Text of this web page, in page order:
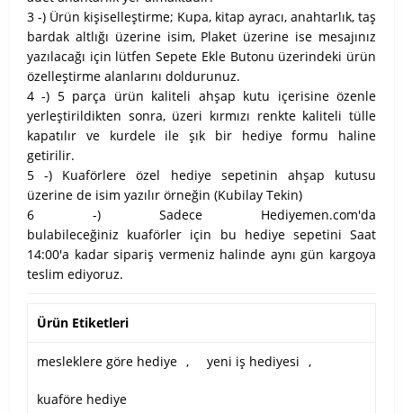
3 -) Ürün kişiselleştirme; Kupa, kitap ayracı, anahtarlık, taş
bardak altlığı üzerine isim, Plaket üzerine ise mesajınız
yazılacağı için lütfen Sepete Ekle Butonu üzerindeki ürün
özelleştirme alanlarını doldurunuz.
4 -) 5 parça ürün kaliteli ahşap kutu içerisine özenle
yerleştirildikten sonra, üzeri kırmızı renkte kaliteli tülle
kapatılır ve kurdele ile şık bir hediye formu haline
getirilir.
5 -) Kuaförlere özel hediye sepetinin ahşap kutusu
üzerine de isim yazılır örneğin (Kubilay Tekin)
6 -) Sadece Hediyemen.com'da
bulabileceğiniz kuaförler için bu hediye sepetini Saat
14:00'a kadar sipariş vermeniz halinde aynı gün kargoya
teslim ediyoruz.
Ürün Etiketleri
mesleklere göre hediye , yeni iş hediyesi ,
kuaföre hediye